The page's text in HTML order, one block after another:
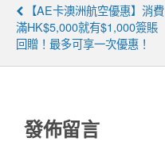
【AE卡澳洲航空優惠】消費
滿HK$5,000就有$1,000簽賬
回贈！最多可享一次優惠！
發佈留言